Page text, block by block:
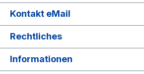
Kontakt eMail
Rechtliches
Informationen